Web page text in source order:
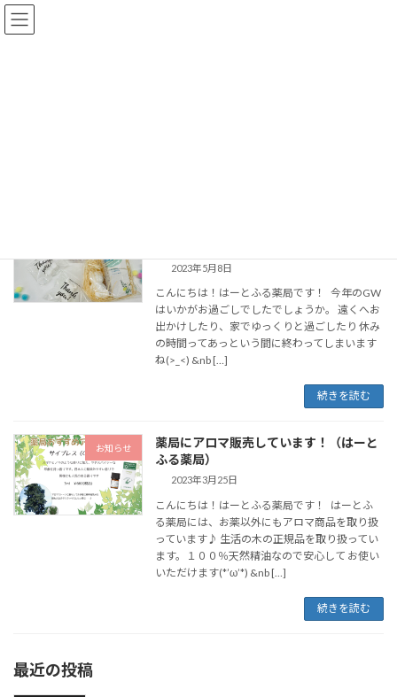
2023年5月8日
こんにちは！はーとふる薬局です！ 今年のGW
はいかがお過ごしでしたでしょうか。 遠くへお
出かけしたり、家でゆっくりと過ごしたり 休み
の時間ってあっという間に終わってしまいます
ね(>_<) &nb […]
続きを読む
お知らせ
薬局にアロマ販売しています！（はーと
ふる薬局）
2023年3月25日
こんにちは！はーとふる薬局です！ はーとふ
る薬局には、お薬以外にもアロマ商品を取り扱
っています♪ 生活の木の正規品を取り扱ってい
ます。１００％天然精油なので安心して お使い
いただけます(*’ω’*) &nb […]
続きを読む
最近の投稿